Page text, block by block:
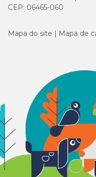
CEP: 06465-060
Mapa do site Mapa de